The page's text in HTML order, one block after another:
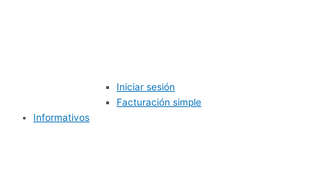
Iniciar sesión
Facturación simple
Informativos